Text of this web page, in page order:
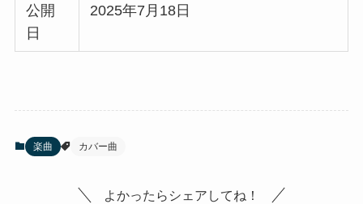
公開
日
2025年7月18日
楽曲 カバー曲
よかったらシェアしてね！